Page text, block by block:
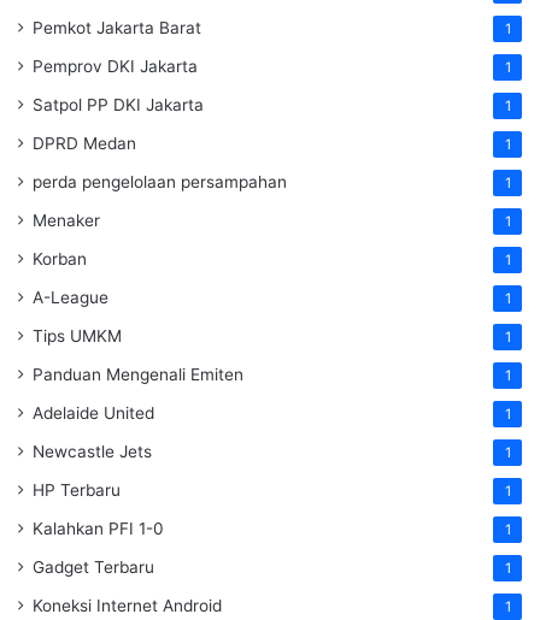
Pemkot Jakarta Barat 1
Pemprov DKI Jakarta 1
Satpol PP DKI Jakarta 1
DPRD Medan 1
perda pengelolaan persampahan 1
Menaker 1
Korban 1
A-League 1
Tips UMKM 1
Panduan Mengenali Emiten 1
Adelaide United 1
Newcastle Jets 1
HP Terbaru 1
Kalahkan PFI 1-0 1
Gadget Terbaru 1
Koneksi Internet Android 1